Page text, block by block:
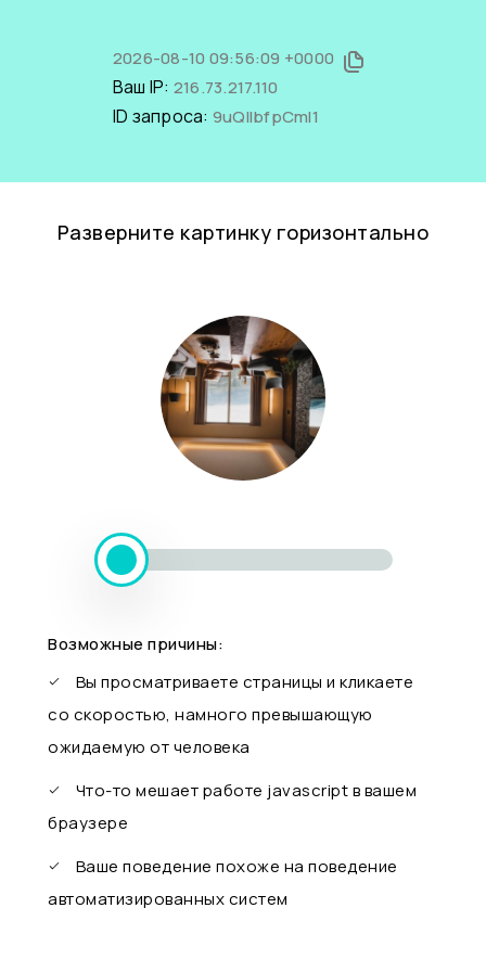
2026-08-10 09:56:09 +0000
Ваш IP: 216.73.217.110
ID запроса: 9uQlIbfpCmI1
Разверните картинку горизонтально
Возможные причины:
Вы просматриваете страницы и кликаете
со скоростью, намного превышающую
ожидаемую от человека
Что-то мешает работе javascript в вашем
браузере
Ваше поведение похоже на поведение
автоматизированных систем